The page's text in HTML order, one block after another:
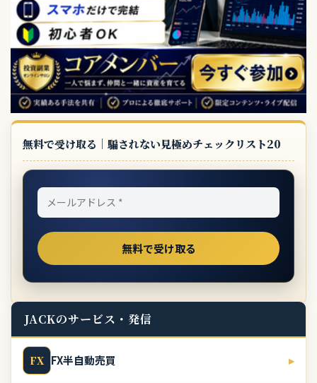
無料で受け取る｜騙されない見極めチェックリスト20
JACKのサービス・発信
FX FX半自動売買 ▸